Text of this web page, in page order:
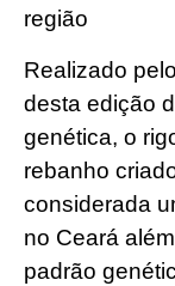
região
Realizado
desta edição
genética, o
rebanho
considerada
no Ceará
padrão